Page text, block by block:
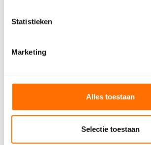
Statistieken
Marketing
Alles toestaan
Selectie toestaan
Verkooppunten
Instructievideo's